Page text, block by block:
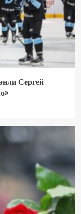
Сергей